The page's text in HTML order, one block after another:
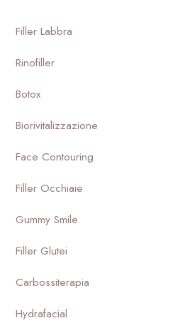
Filler Labbra
Rinofiller
Botox
Biorivitalizzazione
Face Contouring
Filler Occhiaie
Gummy Smile
Filler Glutei
Carbossiterapia
Hydrafacial